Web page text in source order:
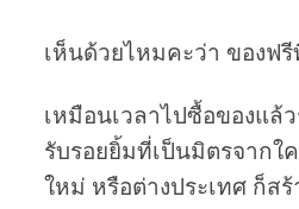
เห็นด้วยไหมคะว่า ของฟ
เหมือนเวลาไปซื้อของแล้
รับรอยยิ้มที่เป็นมิตรจากใ
ใหม่ หรือต่างประเทศ ก็ส